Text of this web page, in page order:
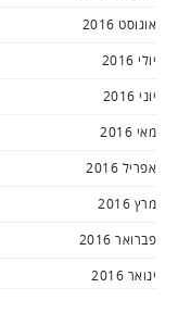
אוגוסט 2016
יולי 2016
יוני 2016
מאי 2016
אפריל 2016
מרץ 2016
פברואר 2016
ינואר 2016